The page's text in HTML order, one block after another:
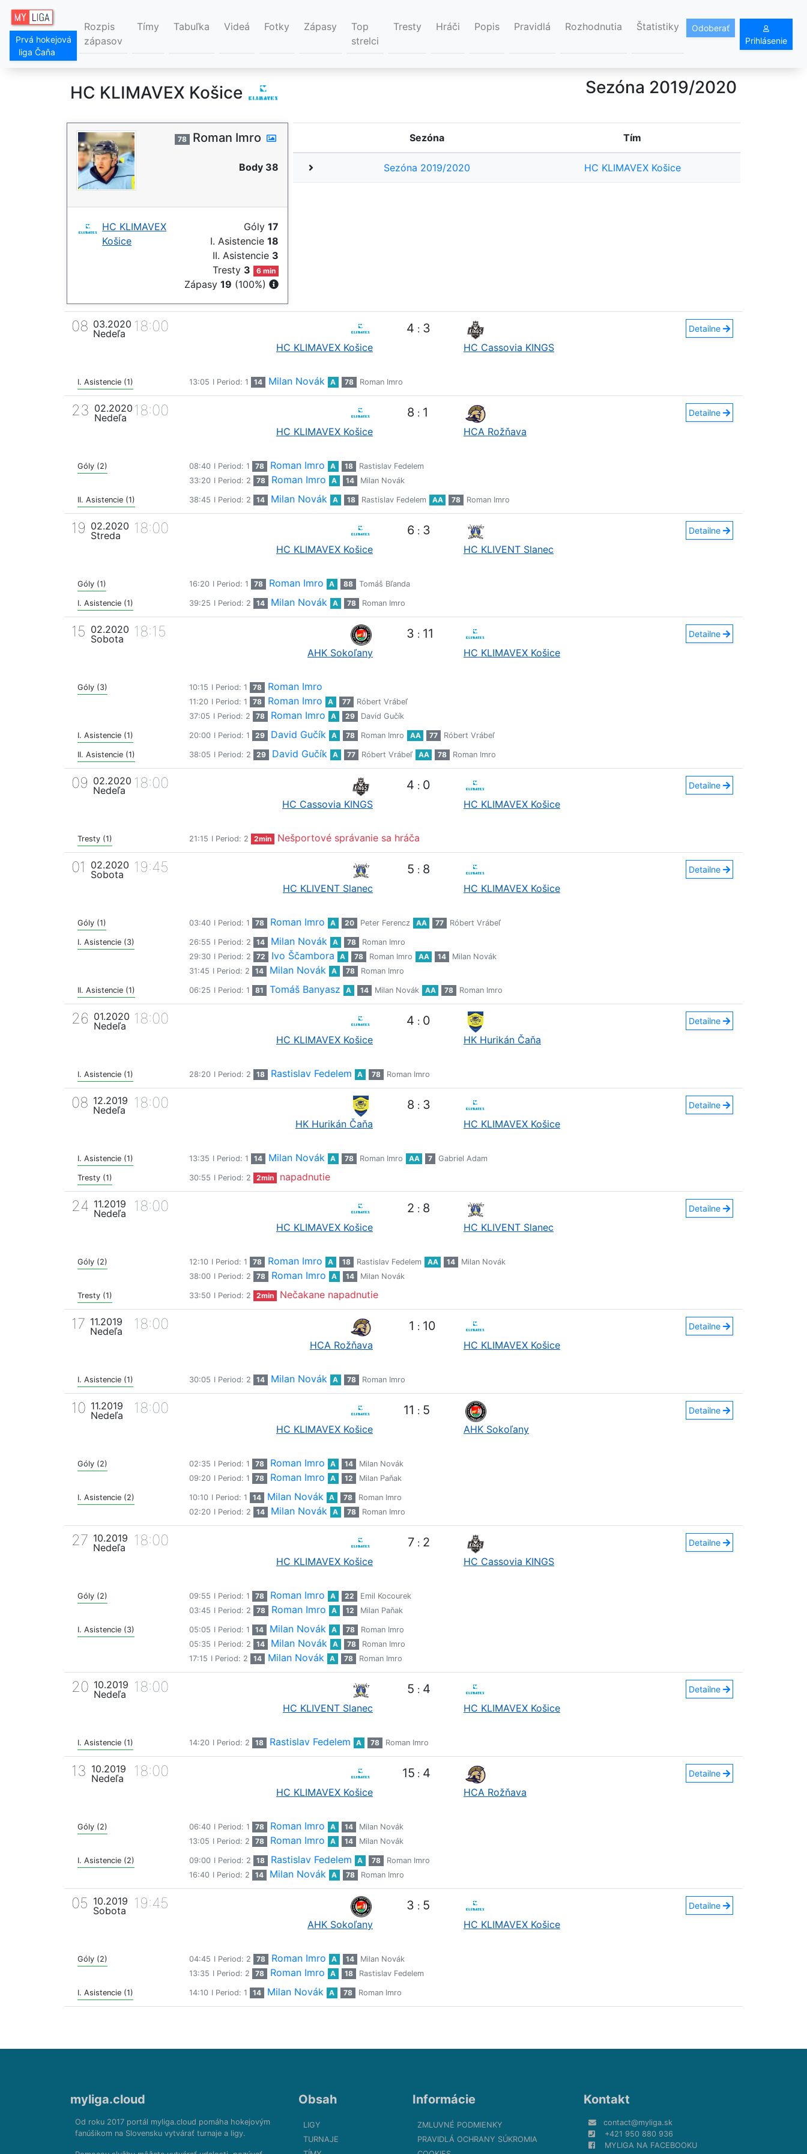
Prvá hokejová
liga Čaňa
Rozpis
zápasov
Tímy Tabuľka Videá Fotky Zápasy
Top
strelci
Tresty Hráči Popis Pravidlá Rozhodnutia Štatistiky
Odoberať
Prihlásenie
HC KLIMAVEX Košice Sezóna 2019/2020
78 Roman Imro
Body 38
HC KLIMAVEX
Košice
Góly 17
I. Asistencie 18
II. Asistencie 3
Tresty 3 6 min
Zápasy 19 (100%)
Sezóna Tím
Sezóna 2019/2020 HC KLIMAVEX Košice
08 03.2020
Nedeľa
18:00
HC KLIMAVEX Košice
4 : 3
HC Cassovia KINGS
Detailne
I. Asistencie (1) 13:05 I Period: 1 14 Milan Novák A 78 Roman Imro
23 02.2020
Nedeľa
18:00
HC KLIMAVEX Košice
8 : 1
HCA Rožňava
Detailne
Góly (2) 08:40 I Period: 1 78 Roman Imro A 18
Rastislav Fedelem
33:20 I Period: 2 78 Roman Imro A 14 Milan Novák
II. Asistencie (1) 38:45 I Period: 2 14 Milan Novák A 18 Rastislav Fedelem AA 78 Roman Imro
19 02.2020
Streda
18:00
HC KLIMAVEX Košice
6 : 3
HC KLIVENT Slanec
Detailne
Góly (1) 16:20 I Period: 1 78 Roman Imro A 88 Tomáš Bľanda
I. Asistencie (1) 39:25 I Period: 2 14 Milan Novák A 78 Roman Imro
15 02.2020
Sobota
18:15
AHK Sokoľany
3 : 11
HC KLIMAVEX Košice
Detailne
Góly (3) 10:15 I Period: 1 78 Roman Imro
11:20 I Period: 1 78 Roman Imro A 77
Róbert Vrábeľ
37:05 I Period: 2 78 Roman Imro A 29 David Gučík
I. Asistencie (1) 20:00 I Period: 1 29 David Gučík A 78 Roman Imro AA 77 Róbert Vrábeľ
II. Asistencie (1) 38:05 I Period: 2 29 David Gučík A 77 Róbert Vrábeľ AA 78 Roman Imro
09 02.2020
Nedeľa
18:00
HC Cassovia KINGS
4 : 0
HC KLIMAVEX Košice
Detailne
Tresty (1) 21:15 I Period: 2 2min Nešportové správanie sa hráča
01
02.2020
Sobota
19:45
HC KLIVENT Slanec
5 : 8
HC KLIMAVEX Košice
Detailne
Góly (1) 03:40 I Period: 1 78 Roman Imro A 20 Peter Ferencz AA 77 Róbert Vrábeľ
I. Asistencie (3) 26:55 I Period: 2 14 Milan Novák A 78
Roman Imro
29:30 I Period: 2 72 Ivo Ščambora A 78 Roman Imro AA 14
Milan Novák
31:45 I Period: 2 14 Milan Novák A 78 Roman Imro
II. Asistencie (1) 06:25 I Period: 1 81 Tomáš Banyasz A 14 Milan Novák AA 78 Roman Imro
26 01.2020
Nedeľa
18:00
HC KLIMAVEX Košice
4 : 0
HK Hurikán Čaňa
Detailne
I. Asistencie (1) 28:20 I Period: 2 18 Rastislav Fedelem A 78 Roman Imro
08 12.2019
Nedeľa
18:00
HK Hurikán Čaňa
8 : 3
HC KLIMAVEX Košice
Detailne
I. Asistencie (1) 13:35 I Period: 1 14 Milan Novák A 78 Roman Imro AA 7 Gabriel Adam
Tresty (1) 30:55 I Period: 2 2min napadnutie
24 11.2019
Nedeľa
18:00
HC KLIMAVEX Košice
2 : 8
HC KLIVENT Slanec
Detailne
Góly (2) 12:10 I Period: 1 78 Roman Imro A 18 Rastislav Fedelem AA 14
Milan Novák
38:00 I Period: 2 78 Roman Imro A 14 Milan Novák
Tresty (1) 33:50 I Period: 2 2min Nečakane napadnutie
17 11.2019
Nedeľa
18:00
HCA Rožňava
1 : 10
HC KLIMAVEX Košice
Detailne
I. Asistencie (1) 30:05 I Period: 2 14 Milan Novák A 78 Roman Imro
10 11.2019
Nedeľa
18:00
HC KLIMAVEX Košice
11 : 5
AHK Sokoľany
Detailne
Góly (2) 02:35 I Period: 1 78 Roman Imro A 14
Milan Novák
09:20 I Period: 1 78 Roman Imro A 12 Milan Paňak
I. Asistencie (2) 10:10 I Period: 1 14 Milan Novák A 78
Roman Imro
02:20 I Period: 2 14 Milan Novák A 78 Roman Imro
27 10.2019
Nedeľa
18:00
HC KLIMAVEX Košice
7 : 2
HC Cassovia KINGS
Detailne
Góly (2) 09:55 I Period: 1 78 Roman Imro A 22
Emil Kocourek
03:45 I Period: 2 78 Roman Imro A 12 Milan Paňak
I. Asistencie (3) 05:05 I Period: 1 14 Milan Novák A 78
Roman Imro
05:35 I Period: 2 14 Milan Novák A 78
Roman Imro
17:15 I Period: 2 14 Milan Novák A 78 Roman Imro
20 10.2019
Nedeľa
18:00
HC KLIVENT Slanec
5 : 4
HC KLIMAVEX Košice
Detailne
I. Asistencie (1) 14:20 I Period: 2 18 Rastislav Fedelem A 78 Roman Imro
13 10.2019
Nedeľa
18:00
HC KLIMAVEX Košice
15 : 4
HCA Rožňava
Detailne
Góly (2) 06:40 I Period: 1 78 Roman Imro A 14
Milan Novák
13:05 I Period: 2 78 Roman Imro A 14 Milan Novák
I. Asistencie (2) 09:00 I Period: 2 18 Rastislav Fedelem A 78
Roman Imro
16:40 I Period: 2 14 Milan Novák A 78 Roman Imro
05 10.2019
Sobota
19:45
AHK Sokoľany
3 : 5
HC KLIMAVEX Košice
Detailne
Góly (2) 04:45 I Period: 2 78 Roman Imro A 14
Milan Novák
13:35 I Period: 2 78 Roman Imro A 18 Rastislav Fedelem
I. Asistencie (1) 14:10 I Period: 1 14 Milan Novák A 78 Roman Imro
myliga.cloud
Od roku 2017 portál myliga.cloud pomáha hokejovým
fanúšikom na Slovensku vytvárať turnaje a ligy.
Obsah
LIGY
TURNAJE
Informácie
ZMLUVNÉ PODMIENKY
PRAVIDLÁ OCHRANY SÚKROMIA
Kontakt
contact@myliga.sk
+421 950 880 936
MYLIGA NA FACEBOOKU